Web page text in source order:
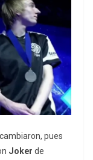
pues
Joker de